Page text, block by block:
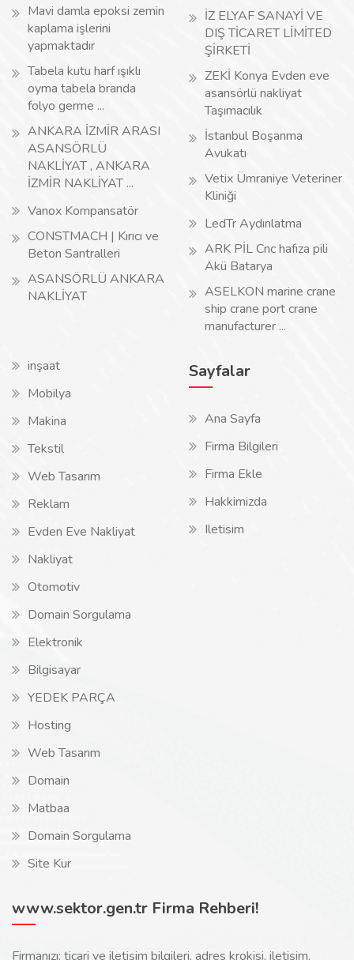
Mavi damla epoksi zemin
kaplama işlerini
yapmaktadır
Tabela kutu harf ışıklı
oyma tabela branda
folyo germe ...
ANKARA İZMİR ARASI
ASANSÖRLÜ
NAKLİYAT , ANKARA
İZMİR NAKLİYAT ...
Vanox Kompansatör
CONSTMACH | Kırıcı ve
Beton Santralleri
ASANSÖRLÜ ANKARA
NAKLİYAT
İZ ELYAF SANAYİ VE
DIŞ TİCARET LİMİTED
ŞİRKETİ
ZEKİ Konya Evden eve
asansörlü nakliyat
Taşımacılık
İstanbul Boşanma
Avukatı
Vetix Ümraniye Veteriner
Kliniği
LedTr Aydınlatma
ARK PİL Cnc hafıza pili
Akü Batarya
ASELKON marine crane
ship crane port crane
manufacturer ...
inşaat
Mobilya
Makina
Tekstil
Web Tasarım
Reklam
Evden Eve Nakliyat
Nakliyat
Otomotiv
Domain Sorgulama
Elektronik
Bilgisayar
YEDEK PARÇA
Hosting
Web Tasarım
Domain
Matbaa
Domain Sorgulama
Site Kur
Sayfalar
Ana Sayfa
Firma Bilgileri
Firma Ekle
Hakkimizda
Iletisim
www.sektor.gen.tr Firma Rehberi!
Firmanızı; ticari ve iletişim bilgileri, adres krokisi, iletişim,